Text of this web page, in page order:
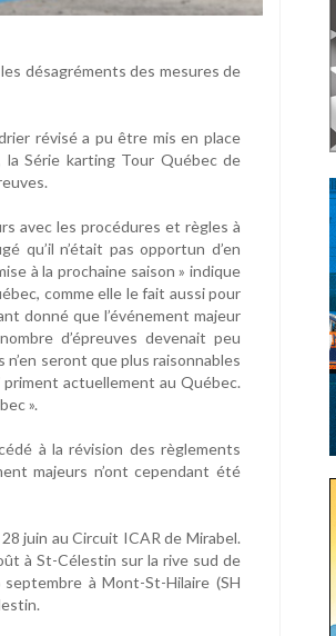
désagréments des mesures de
révisé a pu être mis en place
Série karting Tour Québec de
avec les procédures et règles à
qu’il n’était pas opportun d’en
à la prochaine saison » indique
comme elle le fait aussi pour
donné que l’événement majeur
d’épreuves devenait peu
seront que plus raisonnables
actuellement au Québec.
».
à la révision des règlements
majeurs n’ont cependant été
juin au Circuit ICAR de Mirabel.
à St-Célestin sur la rive sud de
à Mont-St-Hilaire (SH